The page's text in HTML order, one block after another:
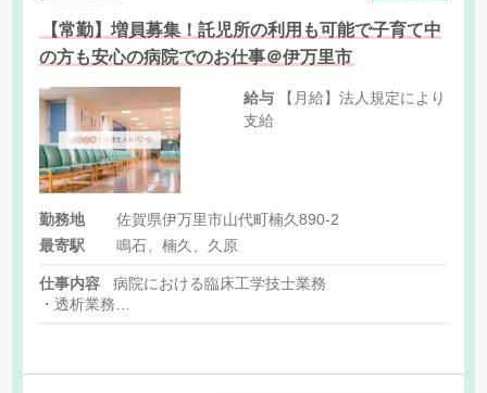
【常勤】増員募集！託児所の利用も可能で子育て中
の方も安心の病院でのお仕事＠伊万里市
給与
支給
勤務地
佐賀県伊万里市山代町楠久890-2
最寄駅
鳴石、楠久、久原
仕事内容
病院における臨床工学技士業務
・透析業務